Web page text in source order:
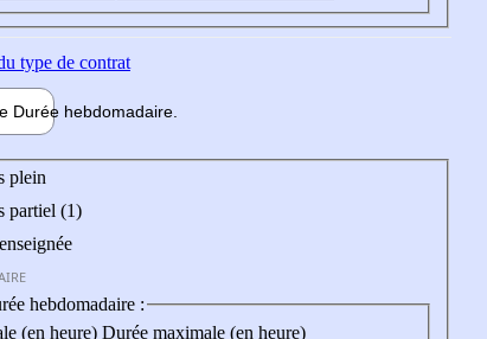
type de contrat
Durée hebdomadaire
plein
partiel (1)
hebdomadaire :
(en heure) Durée maximale (en heure)